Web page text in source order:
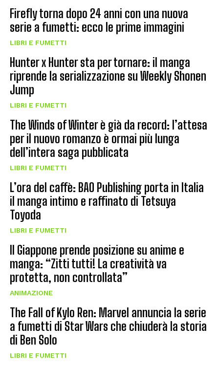
Firefly torna dopo 24 anni con una nuova
serie a fumetti: ecco le prime immagini
LIBRI E FUMETTI
Hunter x Hunter sta per tornare: il manga
riprende la serializzazione su Weekly Shonen
Jump
LIBRI E FUMETTI
The Winds of Winter è già da record: l’attesa
per il nuovo romanzo è ormai più lunga
dell’intera saga pubblicata
LIBRI E FUMETTI
L’ora del caffè: BAO Publishing porta in Italia
il manga intimo e raffinato di Tetsuya
Toyoda
LIBRI E FUMETTI
Il Giappone prende posizione su anime e
manga: “Zitti tutti! La creatività va
protetta, non controllata”
ANIMAZIONE
The Fall of Kylo Ren: Marvel annuncia la serie
a fumetti di Star Wars che chiuderà la storia
di Ben Solo
LIBRI E FUMETTI